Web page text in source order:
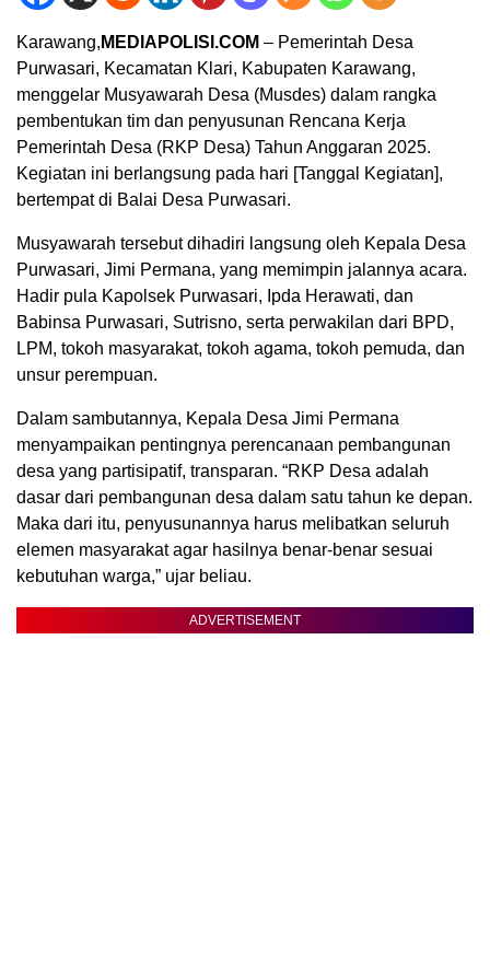
Karawang, MEDIAPOLISI.COM – Pemerintah Desa
Purwasari, Kecamatan Klari, Kabupaten Karawang,
menggelar Musyawarah Desa (Musdes) dalam rangka
pembentukan tim dan penyusunan Rencana Kerja
Pemerintah Desa (RKP Desa) Tahun Anggaran 2025.
Kegiatan ini berlangsung pada hari [Tanggal Kegiatan],
bertempat di Balai Desa Purwasari.
Musyawarah tersebut dihadiri langsung oleh Kepala Desa
Purwasari, Jimi Permana, yang memimpin jalannya acara.
Hadir pula Kapolsek Purwasari, Ipda Herawati, dan
Babinsa Purwasari, Sutrisno, serta perwakilan dari BPD,
LPM, tokoh masyarakat, tokoh agama, tokoh pemuda, dan
unsur perempuan.
Dalam sambutannya, Kepala Desa Jimi Permana
menyampaikan pentingnya perencanaan pembangunan
desa yang partisipatif, transparan. “RKP Desa adalah
dasar dari pembangunan desa dalam satu tahun ke depan.
Maka dari itu, penyusunannya harus melibatkan seluruh
elemen masyarakat agar hasilnya benar-benar sesuai
kebutuhan warga,” ujar beliau.
ADVERTISEMENT